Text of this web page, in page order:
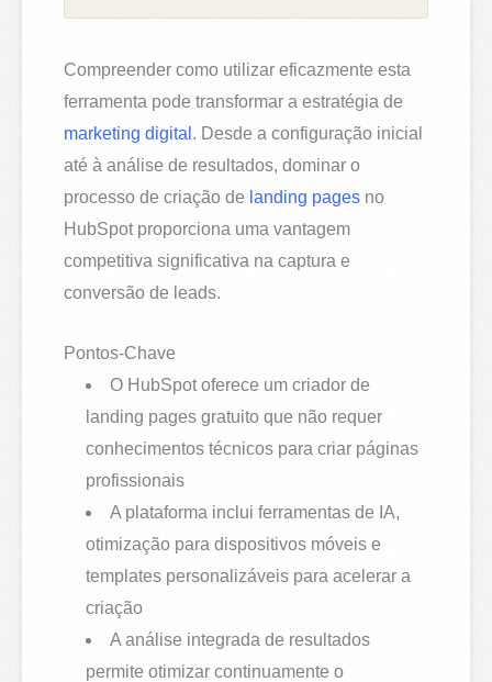
Compreender como utilizar eficazmente esta
ferramenta pode transformar a estratégia de
marketing digital . Desde a configuração inicial
até à análise de resultados, dominar o
processo de criação de landing pages no
HubSpot proporciona uma vantagem
competitiva significativa na captura e
conversão de leads.
Pontos-Chave
O HubSpot oferece um criador de
landing pages gratuito que não requer
conhecimentos técnicos para criar páginas
profissionais
A plataforma inclui ferramentas de IA,
otimização para dispositivos móveis e
templates personalizáveis para acelerar a
criação
A análise integrada de resultados
permite otimizar continuamente o